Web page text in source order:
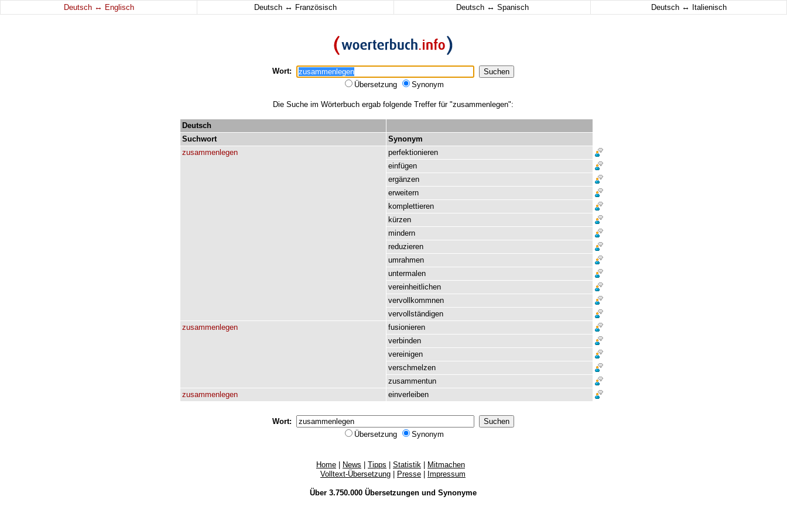
Deutsch ↔ Englisch Deutsch ↔ Französisch Deutsch ↔ Spanisch Deutsch ↔ Italienisch
Wort:
Übersetzung
Synonym
Die Suche im Wörterbuch ergab folgende Treffer für "zusammenlegen":
Deutsch
Suchwort
Synonym
zusammenlegen
perfektionieren
einfügen
ergänzen
erweitern
komplettieren
kürzen
mindern
reduzieren
umrahmen
untermalen
vereinheitlichen
vervollkommnen
vervollständigen
zusammenlegen
fusionieren
verbinden
vereinigen
verschmelzen
zusammentun
zusammenlegen
einverleiben
Wort:
Übersetzung
Synonym
Home News Tipps Statistik
Mitmachen
Volltext-Übersetzung
Presse Impressum
Über 3.750.000 Übersetzungenund Synonyme